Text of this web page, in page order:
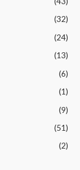
(32)
(24)
(13)
(6)
(1)
(9)
(51)
(2)